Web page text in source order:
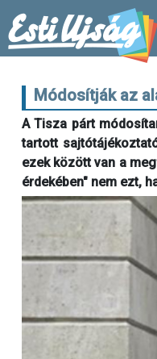
Módosítják az
A Tisza párt
tartott
ezek között van a
érdekében" nem ezt,